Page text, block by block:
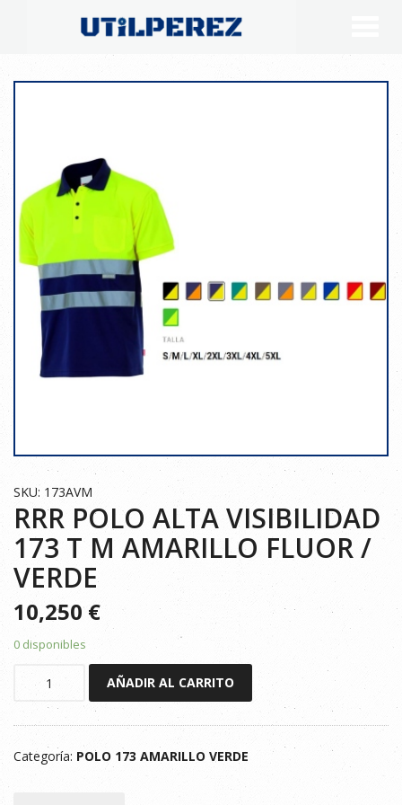
SKU: 173AVM
RRR POLO ALTA VISIBILIDAD
173 T M AMARILLO FLUOR /
VERDE
10,250€
0 disponibles
173
AÑADIR AL CARRITO
Categoría: POLO 173 AMARILLO VERDE